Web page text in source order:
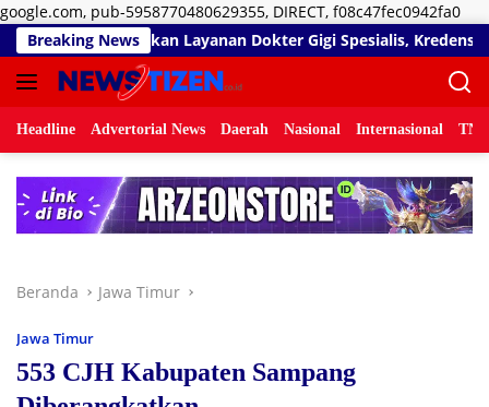
google.com, pub-5958770480629355, DIRECT, f08c47fec0942fa0
ke
Breaking News
Matangkan Layanan Dokter Gigi Spesialis, Kredensial
Headline Advertorial News Daerah Nasional Internasional
Beranda Jawa Timur
Jawa Timur
553 CJH Kabupaten Sampang